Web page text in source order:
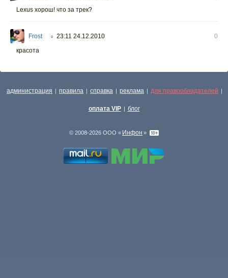
Lexus хорош! что за трек?
Frost ○ 23:11 24.12.2010
0
красота
администрация | правила | справка | реклама | для правообладателей |
оплата VIP | блог
© 2008-2026 ООО « Инфон »